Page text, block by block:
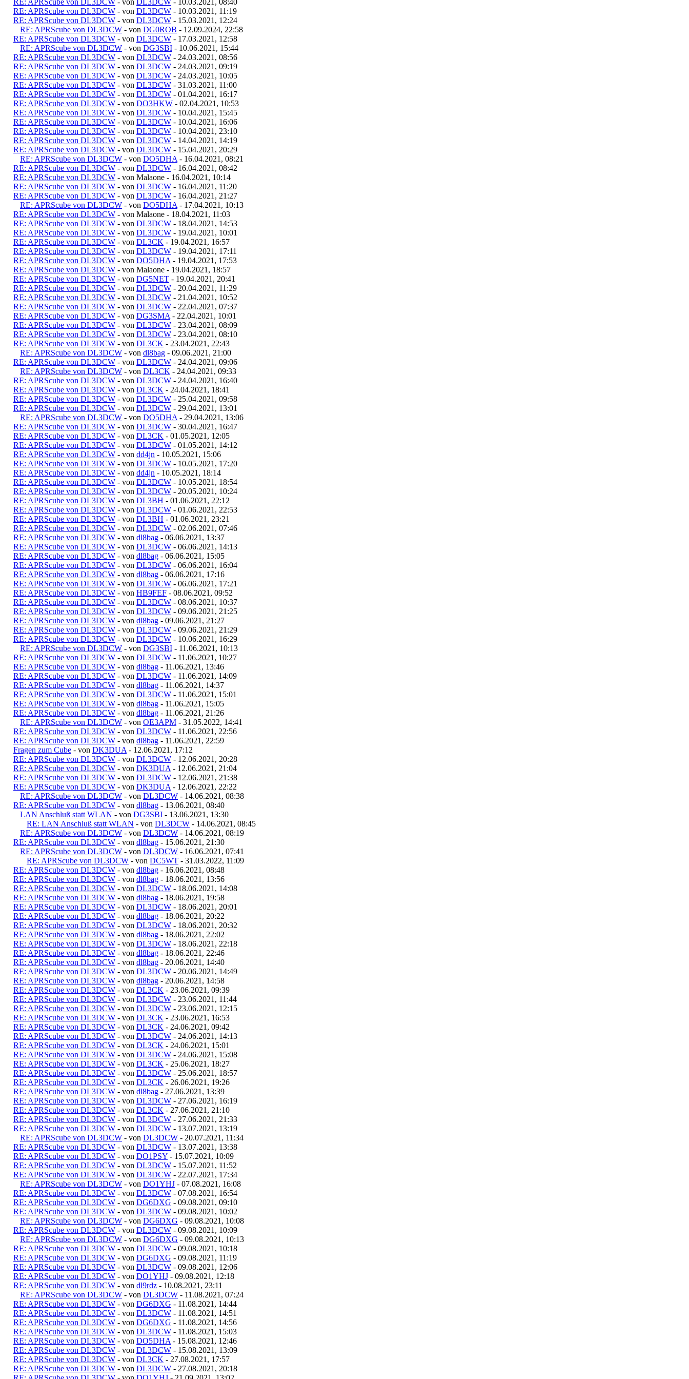
RE: APRScube von DL3DCW - von DL3DCW - 10.03.2021, 11:19
RE: APRScube von DL3DCW - von DL3DCW - 15.03.2021, 12:24
RE: APRScube von DL3DCW - von DG0ROB - 12.09.2024, 22:58
RE: APRScube von DL3DCW - von DL3DCW - 17.03.2021, 12:58
RE: APRScube von DL3DCW - von DG3SBI - 10.06.2021, 15:44
RE: APRScube von DL3DCW - von DL3DCW - 24.03.2021, 08:56
RE: APRScube von DL3DCW - von DL3DCW - 24.03.2021, 09:19
RE: APRScube von DL3DCW - von DL3DCW - 24.03.2021, 10:05
RE: APRScube von DL3DCW - von DL3DCW - 31.03.2021, 11:00
RE: APRScube von DL3DCW - von DL3DCW - 01.04.2021, 16:17
RE: APRScube von DL3DCW - von DO3HKW - 02.04.2021, 10:53
RE: APRScube von DL3DCW - von DL3DCW - 10.04.2021, 15:45
RE: APRScube von DL3DCW - von DL3DCW - 10.04.2021, 16:06
RE: APRScube von DL3DCW - von DL3DCW - 10.04.2021, 23:10
RE: APRScube von DL3DCW - von DL3DCW - 14.04.2021, 14:19
RE: APRScube von DL3DCW - von DL3DCW - 15.04.2021, 20:29
RE: APRScube von DL3DCW - von DO5DHA - 16.04.2021, 08:21
RE: APRScube von DL3DCW - von DL3DCW - 16.04.2021, 08:42
RE: APRScube von DL3DCW - von Malaone - 16.04.2021, 10:14
RE: APRScube von DL3DCW - von DL3DCW - 16.04.2021, 11:20
RE: APRScube von DL3DCW - von DL3DCW - 16.04.2021, 21:27
RE: APRScube von DL3DCW - von DO5DHA - 17.04.2021, 10:13
RE: APRScube von DL3DCW - von Malaone - 18.04.2021, 11:03
RE: APRScube von DL3DCW - von DL3DCW - 18.04.2021, 14:53
RE: APRScube von DL3DCW - von DL3DCW - 19.04.2021, 10:01
RE: APRScube von DL3DCW - von DL3CK - 19.04.2021, 16:57
RE: APRScube von DL3DCW - von DL3DCW - 19.04.2021, 17:11
RE: APRScube von DL3DCW - von DO5DHA - 19.04.2021, 17:53
RE: APRScube von DL3DCW - von Malaone - 19.04.2021, 18:57
RE: APRScube von DL3DCW - von DG5NET - 19.04.2021, 20:41
RE: APRScube von DL3DCW - von DL3DCW - 20.04.2021, 11:29
RE: APRScube von DL3DCW - von DL3DCW - 21.04.2021, 10:52
RE: APRScube von DL3DCW - von DL3DCW - 22.04.2021, 07:37
RE: APRScube von DL3DCW - von DG3SMA - 22.04.2021, 10:01
RE: APRScube von DL3DCW - von DL3DCW - 23.04.2021, 08:09
RE: APRScube von DL3DCW - von DL3DCW - 23.04.2021, 08:10
RE: APRScube von DL3DCW - von DL3CK - 23.04.2021, 22:43
RE: APRScube von DL3DCW - von dl8bag - 09.06.2021, 21:00
RE: APRScube von DL3DCW - von DL3DCW - 24.04.2021, 09:06
RE: APRScube von DL3DCW - von DL3CK - 24.04.2021, 09:33
RE: APRScube von DL3DCW - von DL3DCW - 24.04.2021, 16:40
RE: APRScube von DL3DCW - von DL3CK - 24.04.2021, 18:41
RE: APRScube von DL3DCW - von DL3DCW - 25.04.2021, 09:58
RE: APRScube von DL3DCW - von DL3DCW - 29.04.2021, 13:01
RE: APRScube von DL3DCW - von DO5DHA - 29.04.2021, 13:06
RE: APRScube von DL3DCW - von DL3DCW - 30.04.2021, 16:47
RE: APRScube von DL3DCW - von DL3CK - 01.05.2021, 12:05
RE: APRScube von DL3DCW - von DL3DCW - 01.05.2021, 14:12
RE: APRScube von DL3DCW - von dd4jn - 10.05.2021, 15:06
RE: APRScube von DL3DCW - von DL3DCW - 10.05.2021, 17:20
RE: APRScube von DL3DCW - von dd4jn - 10.05.2021, 18:14
RE: APRScube von DL3DCW - von DL3DCW - 10.05.2021, 18:54
RE: APRScube von DL3DCW - von DL3DCW - 20.05.2021, 10:24
RE: APRScube von DL3DCW - von DL3BH - 01.06.2021, 22:12
RE: APRScube von DL3DCW - von DL3DCW - 01.06.2021, 22:53
RE: APRScube von DL3DCW - von DL3BH - 01.06.2021, 23:21
RE: APRScube von DL3DCW - von DL3DCW - 02.06.2021, 07:46
RE: APRScube von DL3DCW - von dl8bag - 06.06.2021, 13:37
RE: APRScube von DL3DCW - von DL3DCW - 06.06.2021, 14:13
RE: APRScube von DL3DCW - von dl8bag - 06.06.2021, 15:05
RE: APRScube von DL3DCW - von DL3DCW - 06.06.2021, 16:04
RE: APRScube von DL3DCW - von dl8bag - 06.06.2021, 17:16
RE: APRScube von DL3DCW - von DL3DCW - 06.06.2021, 17:21
RE: APRScube von DL3DCW - von HB9FEF - 08.06.2021, 09:52
RE: APRScube von DL3DCW - von DL3DCW - 08.06.2021, 10:37
RE: APRScube von DL3DCW - von DL3DCW - 09.06.2021, 21:25
RE: APRScube von DL3DCW - von dl8bag - 09.06.2021, 21:27
RE: APRScube von DL3DCW - von DL3DCW - 09.06.2021, 21:29
RE: APRScube von DL3DCW - von DL3DCW - 10.06.2021, 16:29
RE: APRScube von DL3DCW - von DG3SBI - 11.06.2021, 10:13
RE: APRScube von DL3DCW - von DL3DCW - 11.06.2021, 10:27
RE: APRScube von DL3DCW - von dl8bag - 11.06.2021, 13:46
RE: APRScube von DL3DCW - von DL3DCW - 11.06.2021, 14:09
RE: APRScube von DL3DCW - von dl8bag - 11.06.2021, 14:37
RE: APRScube von DL3DCW - von DL3DCW - 11.06.2021, 15:01
RE: APRScube von DL3DCW - von dl8bag - 11.06.2021, 15:05
RE: APRScube von DL3DCW - von dl8bag - 11.06.2021, 21:26
RE: APRScube von DL3DCW - von OE3APM - 31.05.2022, 14:41
RE: APRScube von DL3DCW - von DL3DCW - 11.06.2021, 22:56
RE: APRScube von DL3DCW - von dl8bag - 11.06.2021, 22:59
Fragen zum Cube - von DK3DUA - 12.06.2021, 17:12
RE: APRScube von DL3DCW - von DL3DCW - 12.06.2021, 20:28
RE: APRScube von DL3DCW - von DK3DUA - 12.06.2021, 21:04
RE: APRScube von DL3DCW - von DL3DCW - 12.06.2021, 21:38
RE: APRScube von DL3DCW - von DK3DUA - 12.06.2021, 22:22
RE: APRScube von DL3DCW - von DL3DCW - 14.06.2021, 08:38
RE: APRScube von DL3DCW - von dl8bag - 13.06.2021, 08:40
LAN Anschluß statt WLAN - von DG3SBI - 13.06.2021, 13:30
RE: LAN Anschluß statt WLAN - von DL3DCW - 14.06.2021, 08:45
RE: APRScube von DL3DCW - von DL3DCW - 14.06.2021, 08:19
RE: APRScube von DL3DCW - von dl8bag - 15.06.2021, 21:30
RE: APRScube von DL3DCW - von DL3DCW - 16.06.2021, 07:41
RE: APRScube von DL3DCW - von DC5WT - 31.03.2022, 11:09
RE: APRScube von DL3DCW - von dl8bag - 16.06.2021, 08:48
RE: APRScube von DL3DCW - von dl8bag - 18.06.2021, 13:56
RE: APRScube von DL3DCW - von DL3DCW - 18.06.2021, 14:08
RE: APRScube von DL3DCW - von dl8bag - 18.06.2021, 19:58
RE: APRScube von DL3DCW - von DL3DCW - 18.06.2021, 20:01
RE: APRScube von DL3DCW - von dl8bag - 18.06.2021, 20:22
RE: APRScube von DL3DCW - von DL3DCW - 18.06.2021, 20:32
RE: APRScube von DL3DCW - von dl8bag - 18.06.2021, 22:02
RE: APRScube von DL3DCW - von DL3DCW - 18.06.2021, 22:18
RE: APRScube von DL3DCW - von dl8bag - 18.06.2021, 22:46
RE: APRScube von DL3DCW - von dl8bag - 20.06.2021, 14:40
RE: APRScube von DL3DCW - von DL3DCW - 20.06.2021, 14:49
RE: APRScube von DL3DCW - von dl8bag - 20.06.2021, 14:58
RE: APRScube von DL3DCW - von DL3CK - 23.06.2021, 09:39
RE: APRScube von DL3DCW - von DL3DCW - 23.06.2021, 11:44
RE: APRScube von DL3DCW - von DL3DCW - 23.06.2021, 12:15
RE: APRScube von DL3DCW - von DL3CK - 23.06.2021, 16:53
RE: APRScube von DL3DCW - von DL3CK - 24.06.2021, 09:42
RE: APRScube von DL3DCW - von DL3DCW - 24.06.2021, 14:13
RE: APRScube von DL3DCW - von DL3CK - 24.06.2021, 15:01
RE: APRScube von DL3DCW - von DL3DCW - 24.06.2021, 15:08
RE: APRScube von DL3DCW - von DL3CK - 25.06.2021, 18:27
RE: APRScube von DL3DCW - von DL3DCW - 25.06.2021, 18:57
RE: APRScube von DL3DCW - von DL3CK - 26.06.2021, 19:26
RE: APRScube von DL3DCW - von dl8bag - 27.06.2021, 13:39
RE: APRScube von DL3DCW - von DL3DCW - 27.06.2021, 16:19
RE: APRScube von DL3DCW - von DL3CK - 27.06.2021, 21:10
RE: APRScube von DL3DCW - von DL3DCW - 27.06.2021, 21:33
RE: APRScube von DL3DCW - von DL3DCW - 13.07.2021, 13:19
RE: APRScube von DL3DCW - von DL3DCW - 20.07.2021, 11:34
RE: APRScube von DL3DCW - von DL3DCW - 13.07.2021, 13:38
RE: APRScube von DL3DCW - von DO1PSY - 15.07.2021, 10:09
RE: APRScube von DL3DCW - von DL3DCW - 15.07.2021, 11:52
RE: APRScube von DL3DCW - von DL3DCW - 22.07.2021, 17:34
RE: APRScube von DL3DCW - von DO1YHJ - 07.08.2021, 16:08
RE: APRScube von DL3DCW - von DL3DCW - 07.08.2021, 16:54
RE: APRScube von DL3DCW - von DG6DXG - 09.08.2021, 09:10
RE: APRScube von DL3DCW - von DL3DCW - 09.08.2021, 10:02
RE: APRScube von DL3DCW - von DG6DXG - 09.08.2021, 10:08
RE: APRScube von DL3DCW - von DL3DCW - 09.08.2021, 10:09
RE: APRScube von DL3DCW - von DG6DXG - 09.08.2021, 10:13
RE: APRScube von DL3DCW - von DL3DCW - 09.08.2021, 10:18
RE: APRScube von DL3DCW - von DG6DXG - 09.08.2021, 11:19
RE: APRScube von DL3DCW - von DL3DCW - 09.08.2021, 12:06
RE: APRScube von DL3DCW - von DO1YHJ - 09.08.2021, 12:18
RE: APRScube von DL3DCW - von dl9rdz - 10.08.2021, 23:11
RE: APRScube von DL3DCW - von DL3DCW - 11.08.2021, 07:24
RE: APRScube von DL3DCW - von DG6DXG - 11.08.2021, 14:44
RE: APRScube von DL3DCW - von DL3DCW - 11.08.2021, 14:51
RE: APRScube von DL3DCW - von DG6DXG - 11.08.2021, 14:56
RE: APRScube von DL3DCW - von DL3DCW - 11.08.2021, 15:03
RE: APRScube von DL3DCW - von DO5DHA - 15.08.2021, 12:46
RE: APRScube von DL3DCW - von DL3DCW - 15.08.2021, 13:09
RE: APRScube von DL3DCW - von DL3CK - 27.08.2021, 17:57
RE: APRScube von DL3DCW - von DL3DCW - 27.08.2021, 20:18